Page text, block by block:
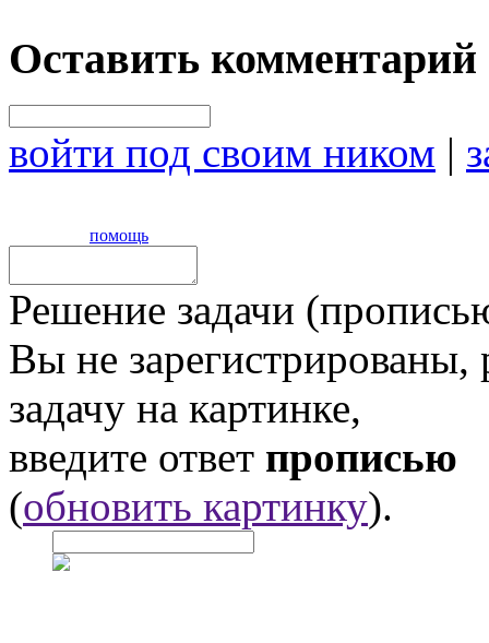
Оставить комментарий
войти под своим ником |
помощь
Решение задачи
Вы не
задачу на картинке,
введите ответ прописью
(обновить картинку).